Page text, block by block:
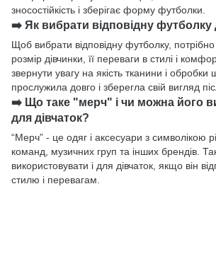
зносостійкість і зберігає форму футболки.
➡️ Як вибрати відповідну футболку
Щоб вибрати відповідну футболку,
розмір дівчинки, її переваги в стилі і
звернути увагу на якість тканини і
прослужила довго і зберегла свій вигляд
➡️ Що таке "мерч" і чи можна його
для дівчаток?
“Мерч” - це одяг і аксесуари з символікою
команд, музичних груп та інших брендів.
використовувати і для дівчаток, якщо він
стилю і перевагам.